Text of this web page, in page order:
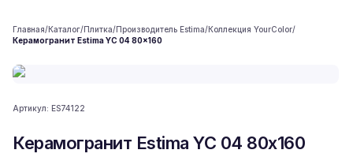
Главная/Каталог/Плитка/Производитель Estima/Коллекция YourColor/
Керамогранит Estima YC 04 80x160
Артикул: ES74122
Керамогранит Estima YC 04 80x160